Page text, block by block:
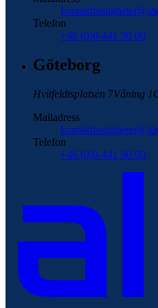
Telefon
+46 (0)8-441 90 00
Göteborg
Hvitfeldtsplatsen 7Våning 1
Mailadress
Telefon
+46 (0)8-441 90 00